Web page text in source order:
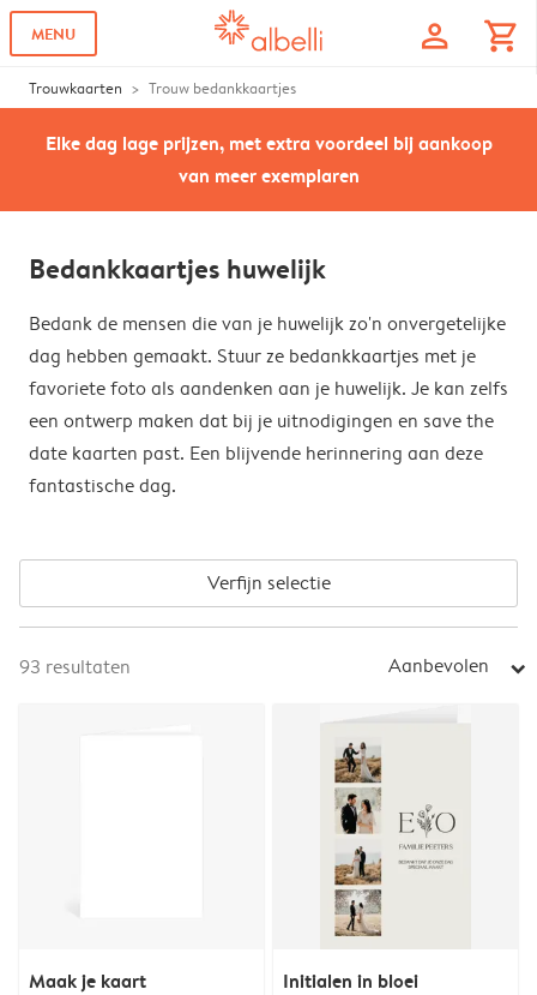
MENU profile shopping_cart
Trouwkaarten Trouw bedankkaartjes
Elke dag lage prijzen, met extra voordeel bij aankoop
van meer exemplaren
Bedankkaartjes huwelijk
Bedank de mensen die van je huwelijk zo'n onvergetelijke
dag hebben gemaakt. Stuur ze bedankkaartjes met je
favoriete foto als aandenken aan je huwelijk. Je kan zelfs
een ontwerp maken dat bij je uitnodigingen en save the
date kaarten past. Een blijvende herinnering aan deze
fantastische dag.
Verfijn selectie
93 resultaten Aanbevolen arrow_right
Maak je kaart Initialen in bloei